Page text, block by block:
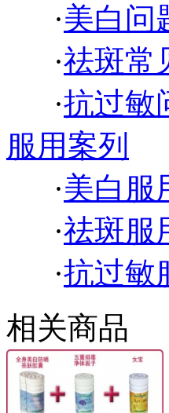
·美白问
·祛斑常
·抗过敏
服用案列
·美白服
·祛斑服
·抗过敏
相关商品